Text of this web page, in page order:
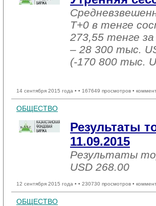
T+0 в тенге
273,55 тенге
– 28 300 тыс.
(-170 800 тыс.
14 сентября 2015 года • • 167649 просмотров •
ОБЩЕСТВО
Результаты
11.09.2015
Результаты
USD 268.00
12 сентября 2015 года • • 230730 просмотров •
ОБЩЕСТВО